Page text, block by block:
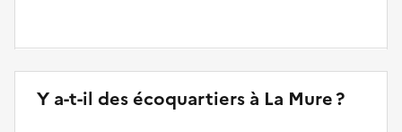
Y a-t-il des écoquartiers à La Mure ?